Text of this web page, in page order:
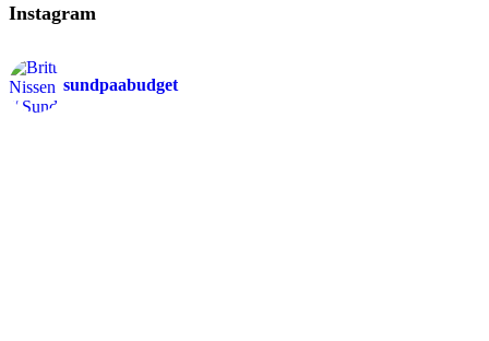
Instagram
sundpaabudget